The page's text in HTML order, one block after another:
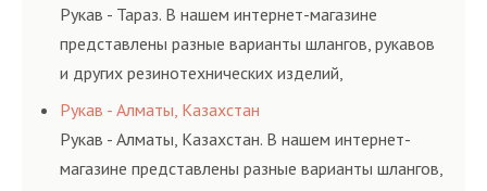
и нормативам.
Рукав - Тараз. В нашем интернет-магазине
представлены разные варианты шлангов, рукавов
и других резинотехнических изделий,
соответствующих ГОСТам, техническим условиям
и нормативам.
Рукав - Алматы, Казахстан
Рукав - Алматы, Казахстан. В нашем интернет-
магазине представлены разные варианты шлангов,